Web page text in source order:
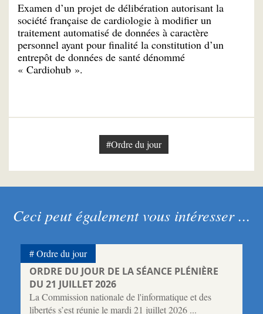
Examen d’un projet de délibération autorisant la
société française de cardiologie à modifier un
traitement automatisé de données à caractère
personnel ayant pour finalité la constitution d’un
entrepôt de données de santé dénommé
« Cardiohub ».
#Ordre du jour
Ceci peut également vous intéresser ...
ORDRE DU JOUR DE LA SÉANCE PLÉNIÈRE
DU 21 JUILLET 2026
La Commission nationale de l'informatique et des
libertés s’est réunie le mardi 21 juillet 2026 ...
Ordre du jour